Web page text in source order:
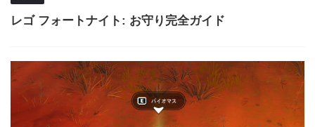
レゴ フォートナイト: お守り完全ガイド